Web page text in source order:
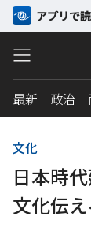
アプリで
最新 政治
文化
日本時
文化伝